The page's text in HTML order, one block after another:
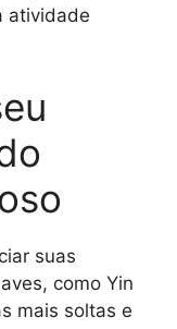
atividade
suas
como Yin
mais soltas e